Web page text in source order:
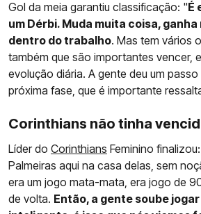
Gol da meia garantiu classificação: "É
um Dérbi. Muda muita coisa,
dentro do trabalho. Mas tem vários
também que são importantes vencer,
evolução diária. A gente deu um
próxima fase, que é importante
Corinthians não tinha
Líder do Corinthians Feminino
Palmeiras aqui na casa delas, sem
era um jogo mata-mata, era jogo de
de volta. Então, a gente soube